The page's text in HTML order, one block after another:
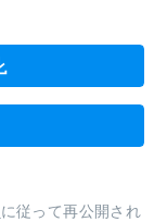
に従って再公開され